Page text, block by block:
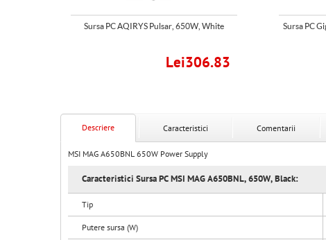
Sursa PC AQIRYS Pulsar, 650W, White
Lei306.83
Sursa PC
Descriere Caracteristici Comentarii
MSI MAG A650BNL 650W Power Supply
Caracteristici Sursa PC MSI MAG A650BNL, 650W, Black:
Tip
Putere sursa (W)